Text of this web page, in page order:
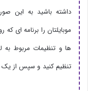
داشته باشید به این
موبایلتان را برنامه ای
ها و تنظیمات مربوط به
تنظیم کنید و سپس از